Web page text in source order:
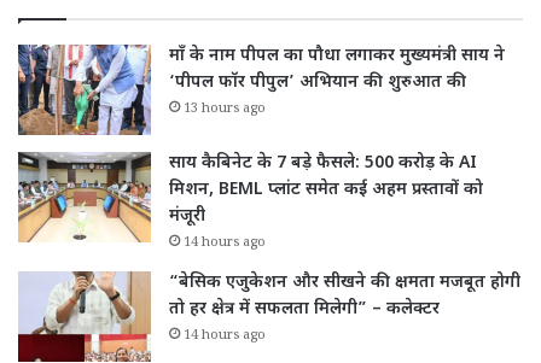
माँ के नाम पीपल का पौधा लगाकर मुख्यमंत्री साय ने
‘पीपल फॉर पीपुल’ अभियान की शुरुआत की
13 hours ago
साय कैबिनेट के 7 बड़े फैसले: 500 करोड़ के AI
मिशन, BEML प्लांट समेत कई अहम प्रस्तावों को
मंजूरी
14 hours ago
“बेसिक एजुकेशन और सीखने की क्षमता मजबूत होगी
तो हर क्षेत्र में सफलता मिलेगी” – कलेक्टर
14 hours ago